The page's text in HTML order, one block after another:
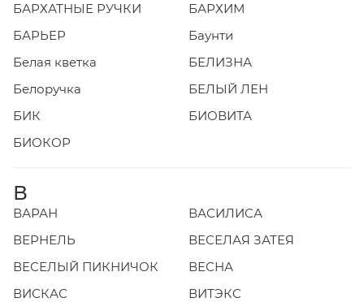
БАРХАТНЫЕ РУЧКИ
БАРХИМ
БАРЬЕР
Баунти
Белая кветка
БЕЛИЗНА
Белоручка
БЕЛЫЙ ЛЕН
БИК
БИОВИТА
БИОКОР
В
ВАРАН
ВАСИЛИСА
ВЕРНЕЛЬ
ВЕСЕЛАЯ ЗАТЕЯ
ВЕСЕЛЫЙ ПИКНИЧОК
ВЕСНА
ВИСКАС
ВИТЭКС